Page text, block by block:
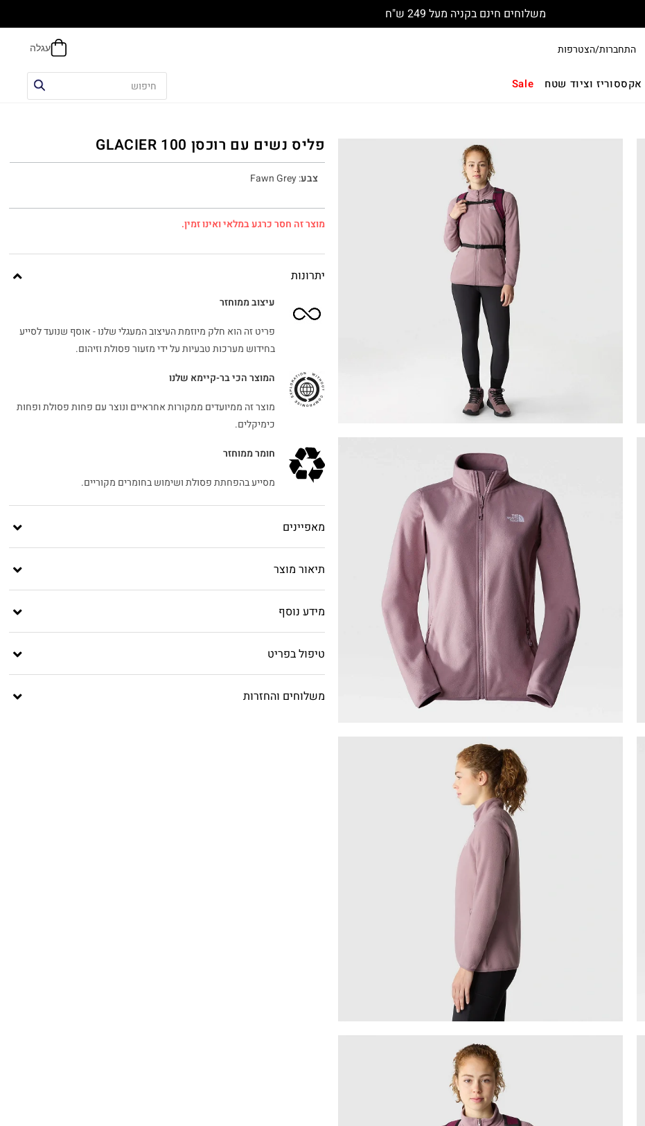
משלוחים חינם בקניה מעל 249 ש"ח
התחברות/הצטרפות
אקססוריז וציוד שטח Sale
פליס נשים עם רוכסן 100 GLACIER
צבע:
Fawn Grey
מוצר זה חסר כרגע במלאי ואינו זמין.
יתרונות
עיצוב ממוחזר
פריט זה הוא חלק מיוזמת העיצוב המעגלי שלנו - אוסף שנועד לסייע
בחידוש מערכות טבעיות על ידי מזעור פסולת וזיהום.
המוצר הכי בר-קיימא שלנו
מוצר זה ממיועדים ממקורות אחראיים ונוצר עם פחות פסולת ופחות
כימיקלים.
חומר ממוחזר
מסייע בהפחתת פסולת ושימוש בחומרים מקוריים.
מאפיינים
תיאור מוצר
מידע נוסף
טיפול בפריט
משלוחים והחזרות